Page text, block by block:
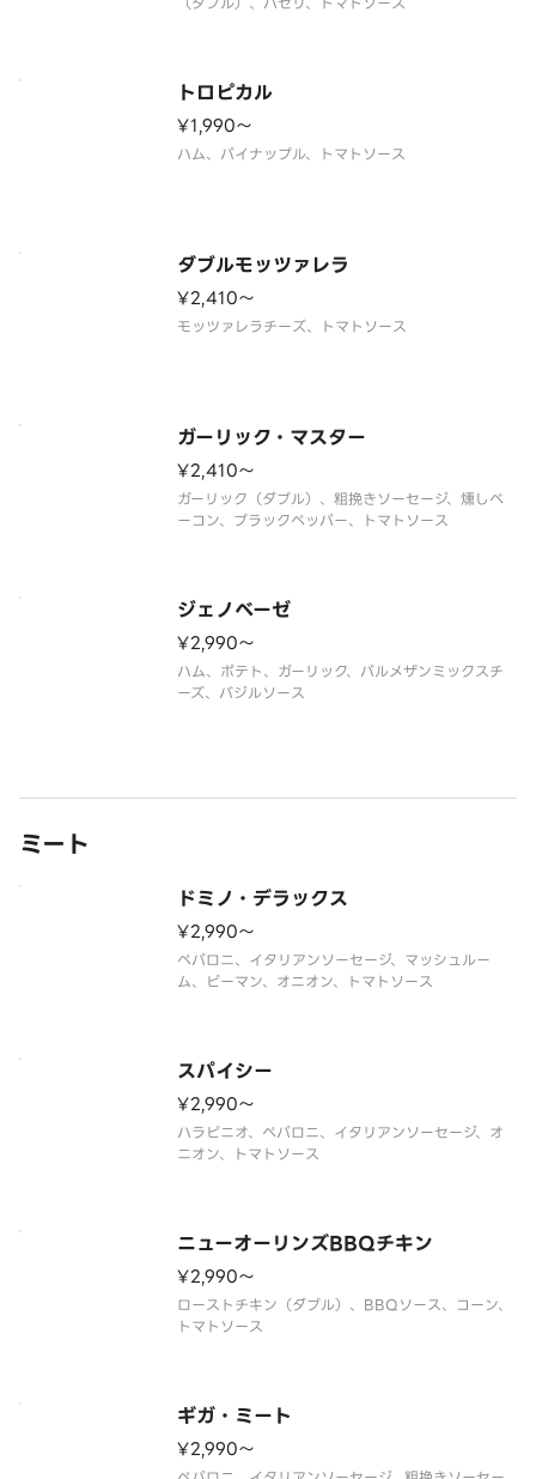
トロピカル
¥1,990〜
ハム、パイナップル、トマトソース
ダブルモッツァレラ
¥2,410〜
モッツァレラチーズ、トマトソース
ガーリック・マスター
¥2,410〜
ガーリック（ダブル）、粗挽きソーセージ、燻しベ
ーコン、ブラックペッパー、トマトソース
ジェノベーゼ
¥2,990〜
ハム、ポテト、ガーリック、パルメザンミックスチ
ーズ、バジルソース
ミート
ドミノ・デラックス
¥2,990〜
ペパロニ、イタリアンソーセージ、マッシュルー
ム、ピーマン、オニオン、トマトソース
スパイシー
¥2,990〜
ハラピニオ、ペパロニ、イタリアンソーセージ、オ
ニオン、トマトソース
ニューオーリンズBBQチキン
¥2,990〜
ローストチキン（ダブル）、BBQソース、コーン、
トマトソース
ギガ・ミート
¥2,990〜